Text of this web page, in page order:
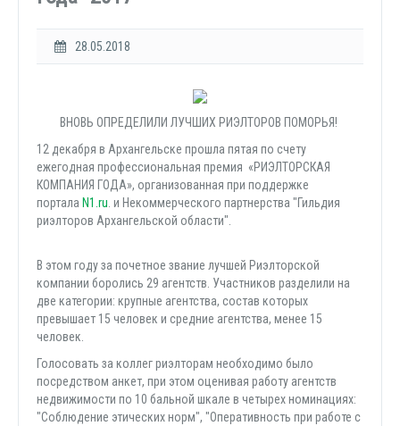
28.05.2018
ВНОВЬ ОПРЕДЕЛИЛИ ЛУЧШИХ РИЭЛТОРОВ ПОМОРЬЯ!
12 декабря в Архангельске прошла пятая по счету
ежегодная профессиональная премия «РИЭЛТОРСКАЯ
КОМПАНИЯ ГОДА», организованная при поддержке
портала N1.ru . и Некоммерческого партнерства "Гильдия
риэлторов Архангельской области".
В этом году за почетное звание лучшей Риэлторской
компании боролись 29 агентств. Участников разделили на
две категории: крупные агентства, состав которых
превышает 15 человек и средние агентства, менее 15
человек.
Голосовать за коллег риэлторам необходимо было
посредством анкет, при этом оценивая работу агентств
недвижимости по 10 бальной шкале в четырех номинациях:
"Соблюдение этических норм", "Оперативность при работе с